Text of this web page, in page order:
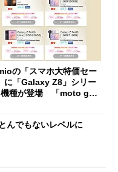
の「スマホ大特価セー
に「Galaxy Z8」シリー
機種が登場 「moto g37
んでもないレベルに